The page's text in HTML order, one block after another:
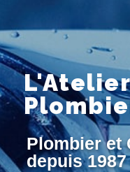
Plombier et
depuis 1987